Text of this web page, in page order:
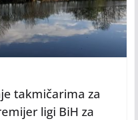
takmičarima za
ligi BiH za